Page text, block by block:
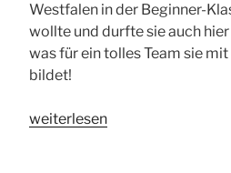
Westfalen in der Beginner-
wollte und durfte sie auch
was für ein tolles Team sie
bildet!
„Erfolgreich
weiterlesen